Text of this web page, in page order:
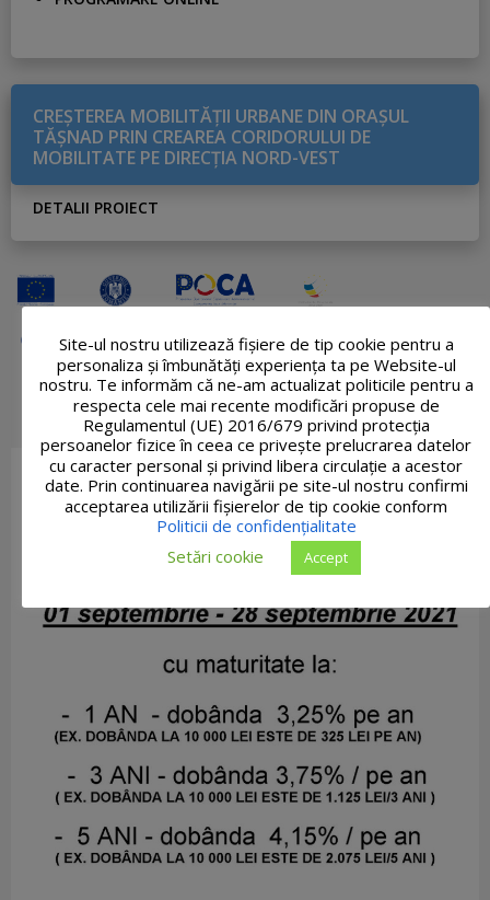
CREŞTEREA MOBILITĂŢII URBANE DIN ORAŞUL
TĂŞNAD PRIN CREAREA CORIDORULUI DE
MOBILITATE PE DIRECŢIA NORD-VEST
DETALII PROIECT
Site-ul nostru utilizează fişiere de tip cookie pentru a
personaliza și îmbunătăți experiența ta pe Website-ul
nostru. Te informăm că ne-am actualizat politicile pentru a
respecta cele mai recente modificări propuse de
Regulamentul (UE) 2016/679 privind protecția
persoanelor fizice în ceea ce privește prelucrarea datelor
cu caracter personal și privind libera circulație a acestor
date. Prin continuarea navigării pe site-ul nostru confirmi
acceptarea utilizării fişierelor de tip cookie conform
Politicii de confidențialitate
Setări cookie
Accept